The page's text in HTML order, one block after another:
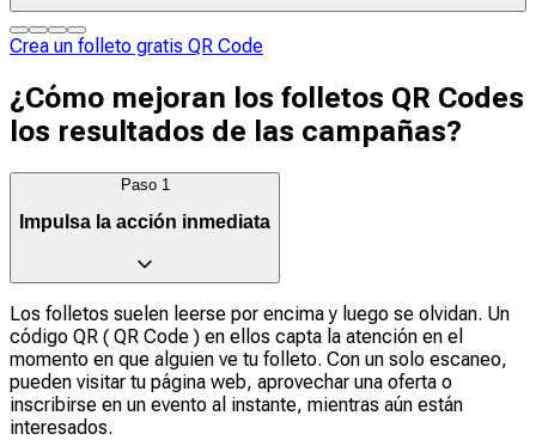
Crea un folleto gratis QR Code
¿Cómo mejoran los folletos QR Codes
los resultados de las campañas?
Paso 1
Impulsa la acción inmediata
Los folletos suelen leerse por encima y luego se olvidan. Un
código QR ( QR Code ) en ellos capta la atención en el
momento en que alguien ve tu folleto. Con un solo escaneo,
pueden visitar tu página web, aprovechar una oferta o
inscribirse en un evento al instante, mientras aún están
interesados.